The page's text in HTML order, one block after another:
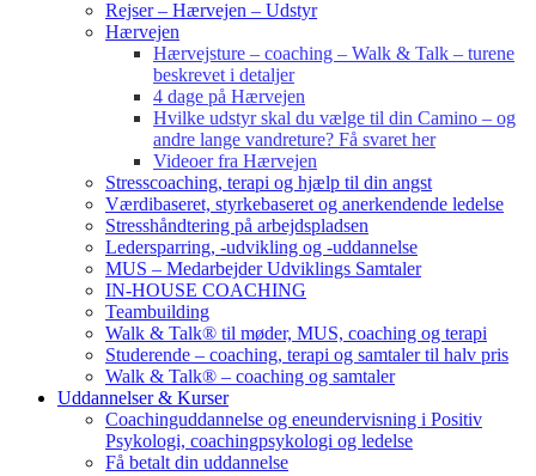
Rejser – Hærvejen – Udstyr
Hærvejen
Hærvejsture – coaching – Walk & Talk – turene
beskrevet i detaljer
4 dage på Hærvejen
Hvilke udstyr skal du vælge til din Camino – og
andre lange vandreture? Få svaret her
Videoer fra Hærvejen
Stresscoaching, terapi og hjælp til din angst
Værdibaseret, styrkebaseret og anerkendende ledelse
Stresshåndtering på arbejdspladsen
Ledersparring, -udvikling og -uddannelse
MUS – Medarbejder Udviklings Samtaler
IN-HOUSE COACHING
Teambuilding
Walk & Talk® til møder, MUS, coaching og terapi
Studerende – coaching, terapi og samtaler til halv pris
Walk & Talk® – coaching og samtaler
Uddannelser & Kurser
Coachinguddannelse og eneundervisning i Positiv
Psykologi, coachingpsykologi og ledelse
Få betalt din uddannelse